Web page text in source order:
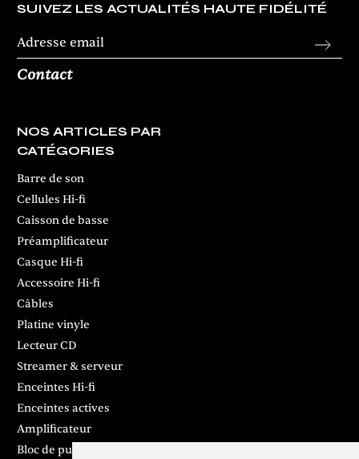
SUIVEZ LES ACTUALITÉS HAUTE FIDÉLITÉ
Contact
NOS ARTICLES PAR
CATÉGORIES
Barre de son
Cellules Hi-fi
Caisson de basse
Préamplificateur
Casque Hi-fi
Accessoire Hi-fi
Câbles
Platine vinyle
Lecteur CD
Streamer & serveur
Enceintes Hi-fi
Enceintes actives
Amplificateur
Bloc de puissance